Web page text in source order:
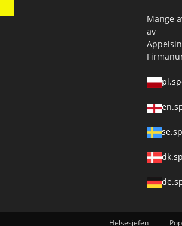
Mange
av
Helsesjefen